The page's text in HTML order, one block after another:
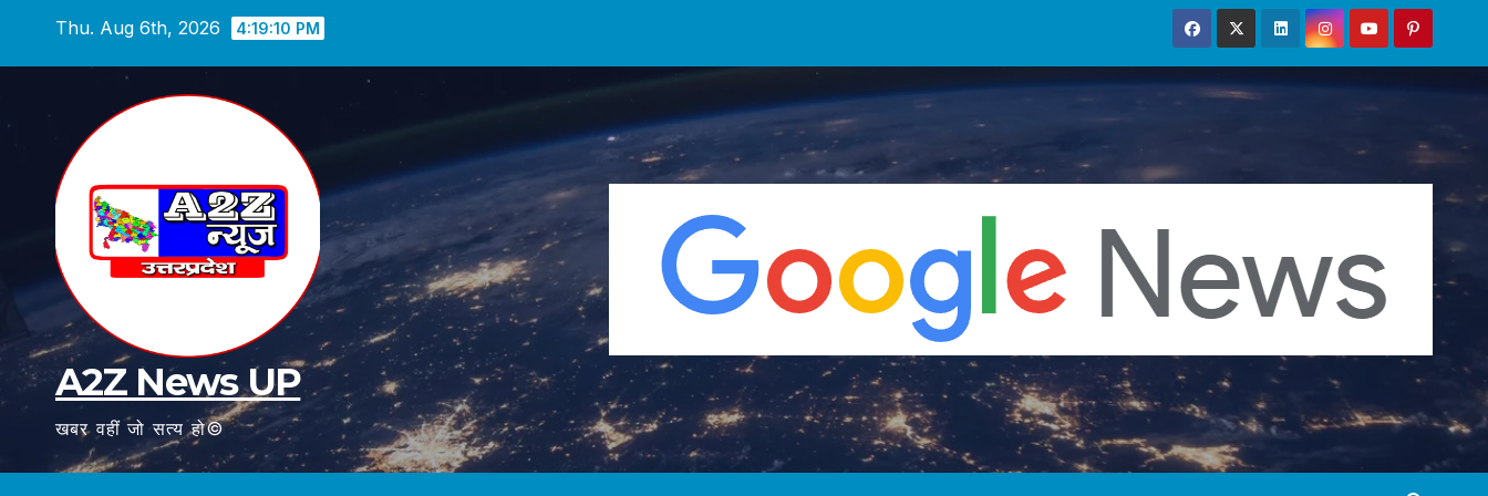
Thu. Aug 6th, 2026 4:19:12 PM
A2Z News UP
खबर वहीं जो सत्य हो©